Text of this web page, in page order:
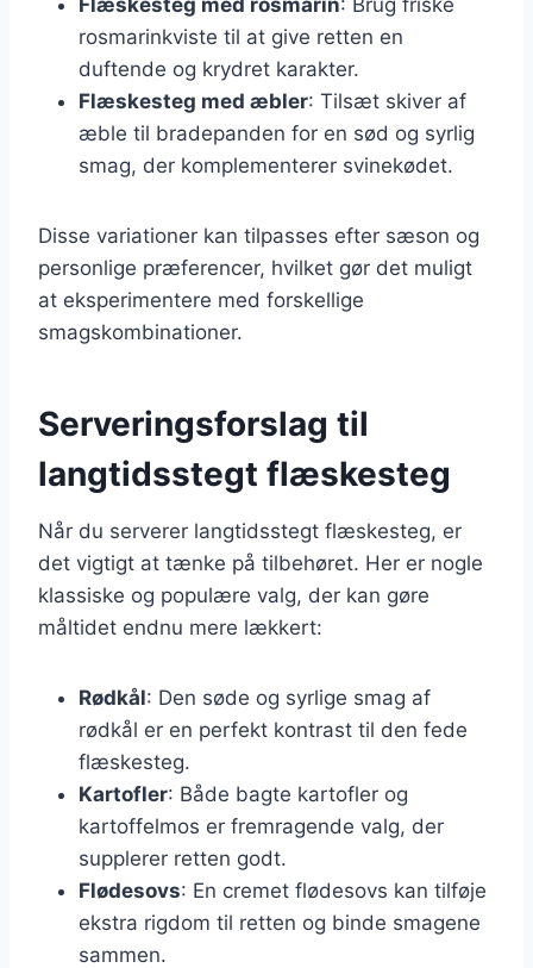
rosmarinkviste til at give retten en
duftende og krydret karakter.
Flæskesteg med æbler: Tilsæt skiver af
æble til bradepanden for en sød og syrlig
smag, der komplementerer svinekødet.
Disse variationer kan tilpasses efter sæson og
personlige præferencer, hvilket gør det muligt
at eksperimentere med forskellige
smagskombinationer.
Serveringsforslag til
langtidsstegt flæskesteg
Når du serverer langtidsstegt flæskesteg, er
det vigtigt at tænke på tilbehøret. Her er nogle
klassiske og populære valg, der kan gøre
måltidet endnu mere lækkert:
Rødkål: Den søde og syrlige smag af
rødkål er en perfekt kontrast til den fede
flæskesteg.
Kartofler: Både bagte kartofler og
kartoffelmos er fremragende valg, der
supplerer retten godt.
Flødesovs: En cremet flødesovs kan tilføje
ekstra rigdom til retten og binde smagene
sammen.